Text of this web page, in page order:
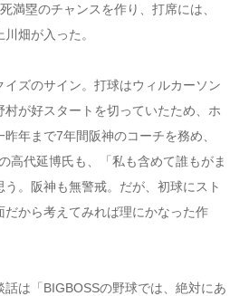
満塁のチャンスを作り、打席には、
畑が入った。
ズのサイン。打球はウィルカーソン
が好スタートを切っていたため、ホ
年まで7年間阪神のコーチを務め、
高代延博氏も、「私も含めて誰もがま
う。阪神も無警戒。だが、初球にスト
だから考えてみれば理にかなった作
は「BIGBOSSの野球では、絶対にあ